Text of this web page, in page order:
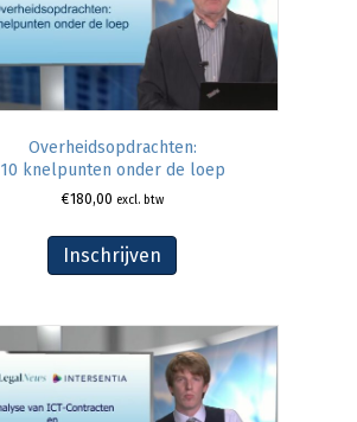
Overheidsopdrachten:
10 knelpunten onder de loep
€180,00 excl. btw
Inschrijven